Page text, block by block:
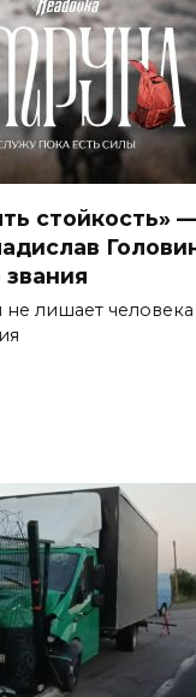
стойкость»
лишает человека